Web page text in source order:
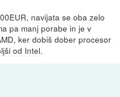
navijata se oba zelo
pa manj porabe in je v
ker dobiš dober procesor
od Intel.